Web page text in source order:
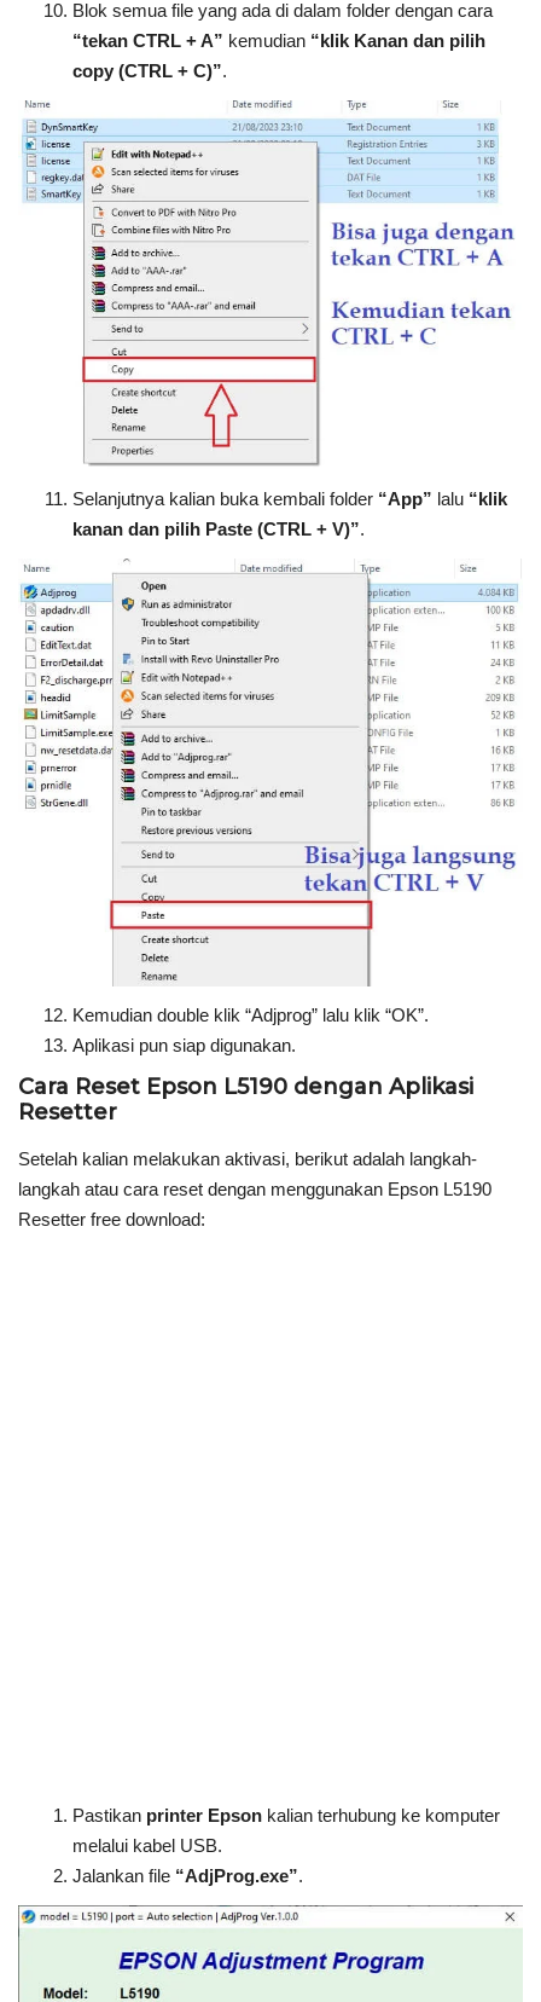
Blok semua file yang ada di dalam folder dengan cara
“tekan CTRL + A” kemudian “klik Kanan dan pilih
copy (CTRL + C)”.
Selanjutnya kalian buka kembali folder “App” lalu “klik
kanan dan pilih Paste (CTRL + V)”.
Kemudian double klik “Adjprog” lalu klik “OK”.
Aplikasi pun siap digunakan.
Cara Reset Epson L5190 dengan Aplikasi
Resetter
Setelah kalian melakukan aktivasi, berikut adalah langkah-
langkah atau cara reset dengan menggunakan Epson L5190
Resetter free download:
Pastikan printer Epson kalian terhubung ke komputer
melalui kabel USB.
Jalankan file “AdjProg.exe”.